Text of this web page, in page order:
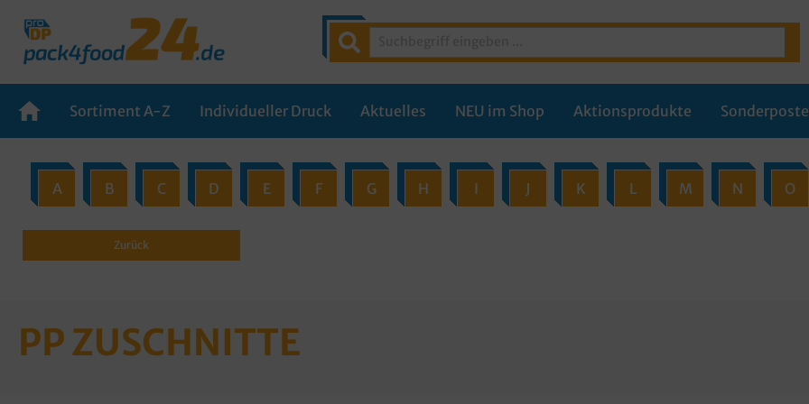
Sortiment A-Z Individueller Druck Aktuelles NEU im Shop Aktionsprodukte
A B C D E F G H I J K L M N O
Zurück
PP ZUSCHNITTE